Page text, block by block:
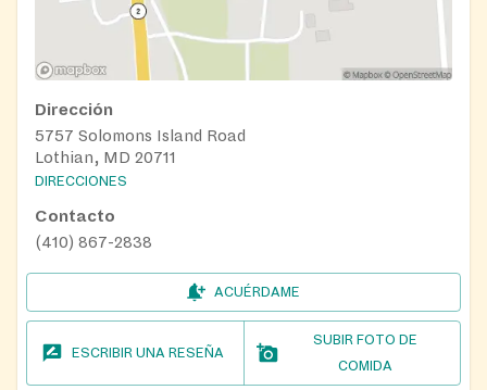
Dirección
5757 Solomons Island Road
Lothian, MD 20711
DIRECCIONES
Contacto
(410) 867-2838
ACUÉRDAME
ESCRIBIR UNA RESEÑA
SUBIR FOTO DE
COMIDA